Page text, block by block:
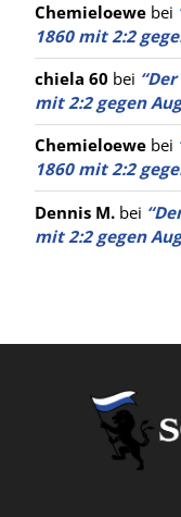
Chemieloewe bei
1860 mit 2:2
chiela 60 bei
mit 2:2 gegen
Chemieloewe bei
1860 mit 2:2
Dennis M. bei
mit 2:2 gegen